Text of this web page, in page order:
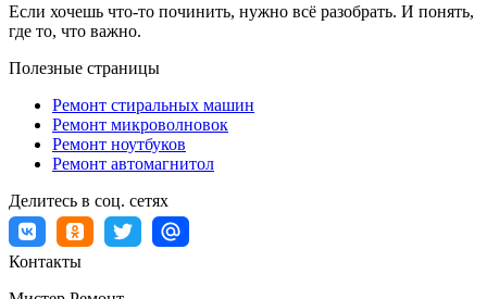
Если хочешь что-то починить, нужно всё разобрать. И понять,
где то, что важно.
Полезные страницы
Ремонт стиральных машин
Ремонт микроволновок
Ремонт ноутбуков
Ремонт автомагнитол
Делитесь в соц. сетях
Контакты